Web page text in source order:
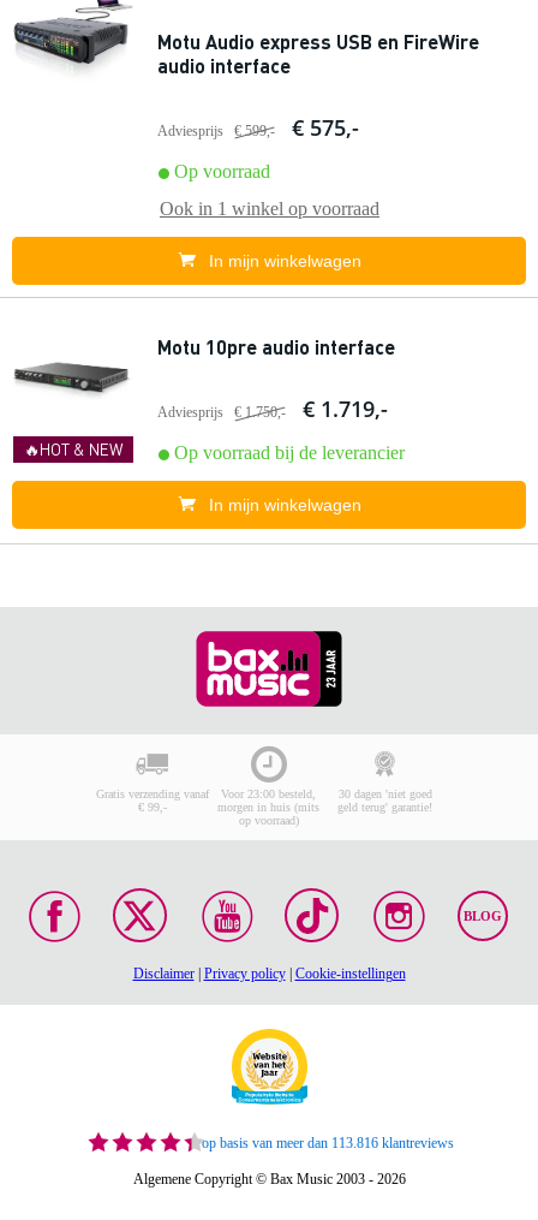
Motu Audio express USB en FireWire
audio interface
Adviesprijs € 599,- € 575,-
Op voorraad
Ook in 1 winkel op voorraad
In mijn winkelwagen
🔥HOT & NEW
Motu 10pre audio interface
Adviesprijs € 1.750,- € 1.719,-
Op voorraad bij de leverancier
In mijn winkelwagen
Gratis verzending vanaf
€ 99,-
Voor 23:00 besteld,
morgen in huis (mits
op voorraad)
30 dagen 'niet goed
geld terug' garantie!
BLOG
Disclaimer| Privacy policy| Cookie-instellingen
op basis van meer dan 113.816 klantreviews
Algemene Copyright © Bax Music 2003 - 2026